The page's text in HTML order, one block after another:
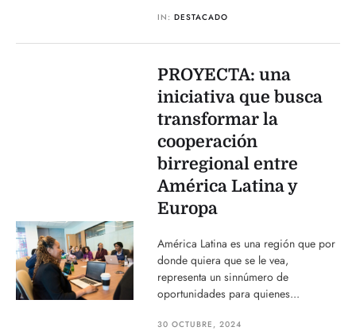
IN:DESTACADO
PROYECTA: una
iniciativa que busca
transformar la
cooperación
birregional entre
América Latina y
Europa
América Latina es una región que por
donde quiera que se le vea,
representa un sinnúmero de
oportunidades para quienes...
30 OCTUBRE, 2024